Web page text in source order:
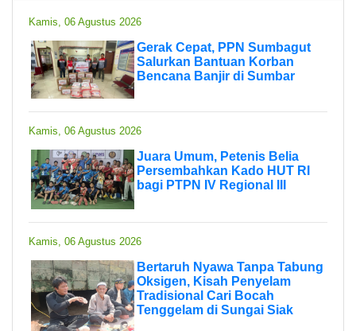
Kamis, 06 Agustus 2026
Gerak Cepat, PPN Sumbagut
Salurkan Bantuan Korban
Bencana Banjir di Sumbar
Kamis, 06 Agustus 2026
Juara Umum, Petenis Belia
Persembahkan Kado HUT RI
bagi PTPN IV Regional III
Kamis, 06 Agustus 2026
Bertaruh Nyawa Tanpa Tabung
Oksigen, Kisah Penyelam
Tradisional Cari Bocah
Tenggelam di Sungai Siak